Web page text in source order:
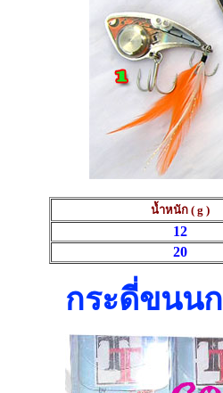
น้ำหนัก ( g )
12
20
กระดี่ขนนก